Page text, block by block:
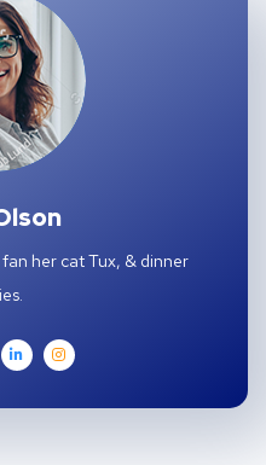
fan her cat Tux, & dinner